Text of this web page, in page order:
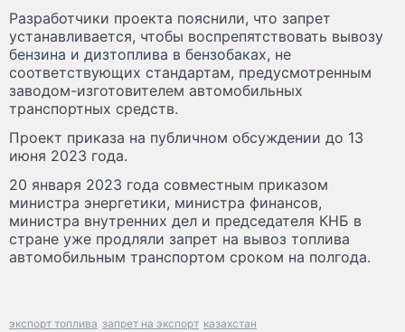
Разработчики проекта пояснили, что запрет
устанавливается, чтобы воспрепятствовать вывозу
бензина и дизтоплива в бензобаках, не
соответствующих стандартам, предусмотренным
заводом-изготовителем автомобильных
транспортных средств.
Проект приказа на публичном обсуждении до 13
июня 2023 года.
20 января 2023 года совместным приказом
министра энергетики, министра финансов,
министра внутренних дел и председателя КНБ в
стране уже продляли запрет на вывоз топлива
автомобильным транспортом сроком на полгода.
экспорт топлива запрет на экспорт казахстан